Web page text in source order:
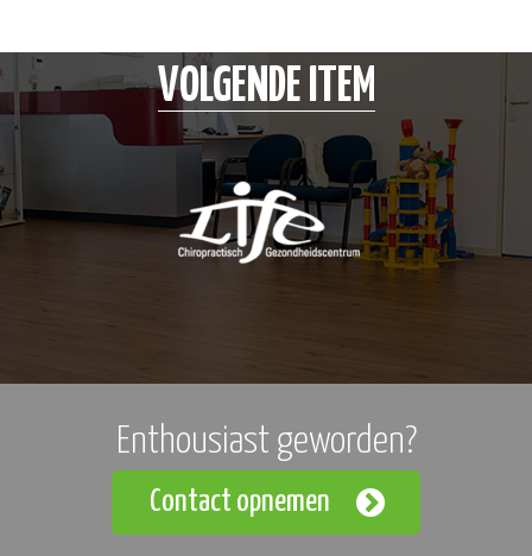
VOLGENDE ITEM
Enthousiast geworden?
Contact opnemen